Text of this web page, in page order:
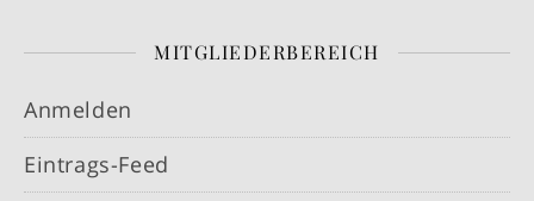
MITGLIEDERBEREICH
Anmelden
Eintrags-Feed